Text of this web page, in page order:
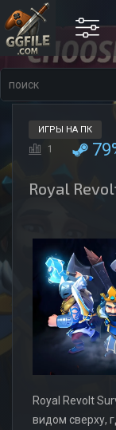
ИГРЫ НА ПК
1
Royal
Royal Revolt
видом сверху,